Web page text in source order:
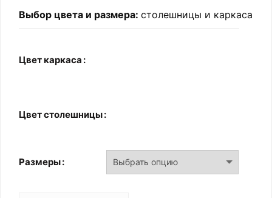
Выбор цвета и размера: столешницы и каркаса
Цвет каркаса
Цвет столешницы
Размеры